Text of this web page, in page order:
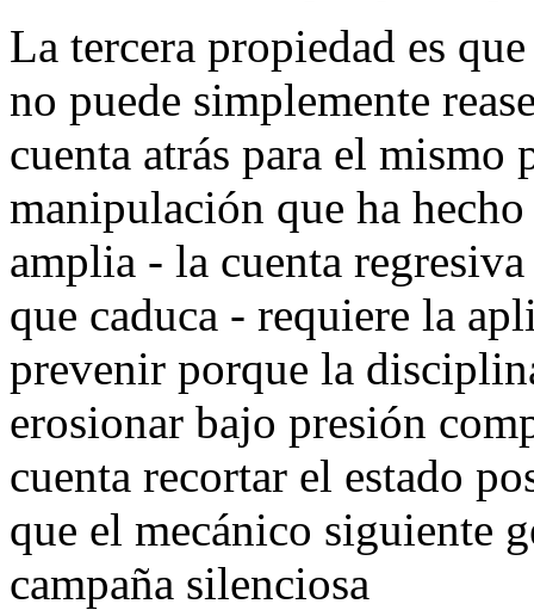
La tercera propiedad es
no puede simplemente
cuenta atrás para el
manipulación que ha
amplia - la cuenta
que caduca - requiere la
prevenir porque la
erosionar bajo presión
cuenta recortar el estado
que el mecánico siguiente
campaña silenciosa